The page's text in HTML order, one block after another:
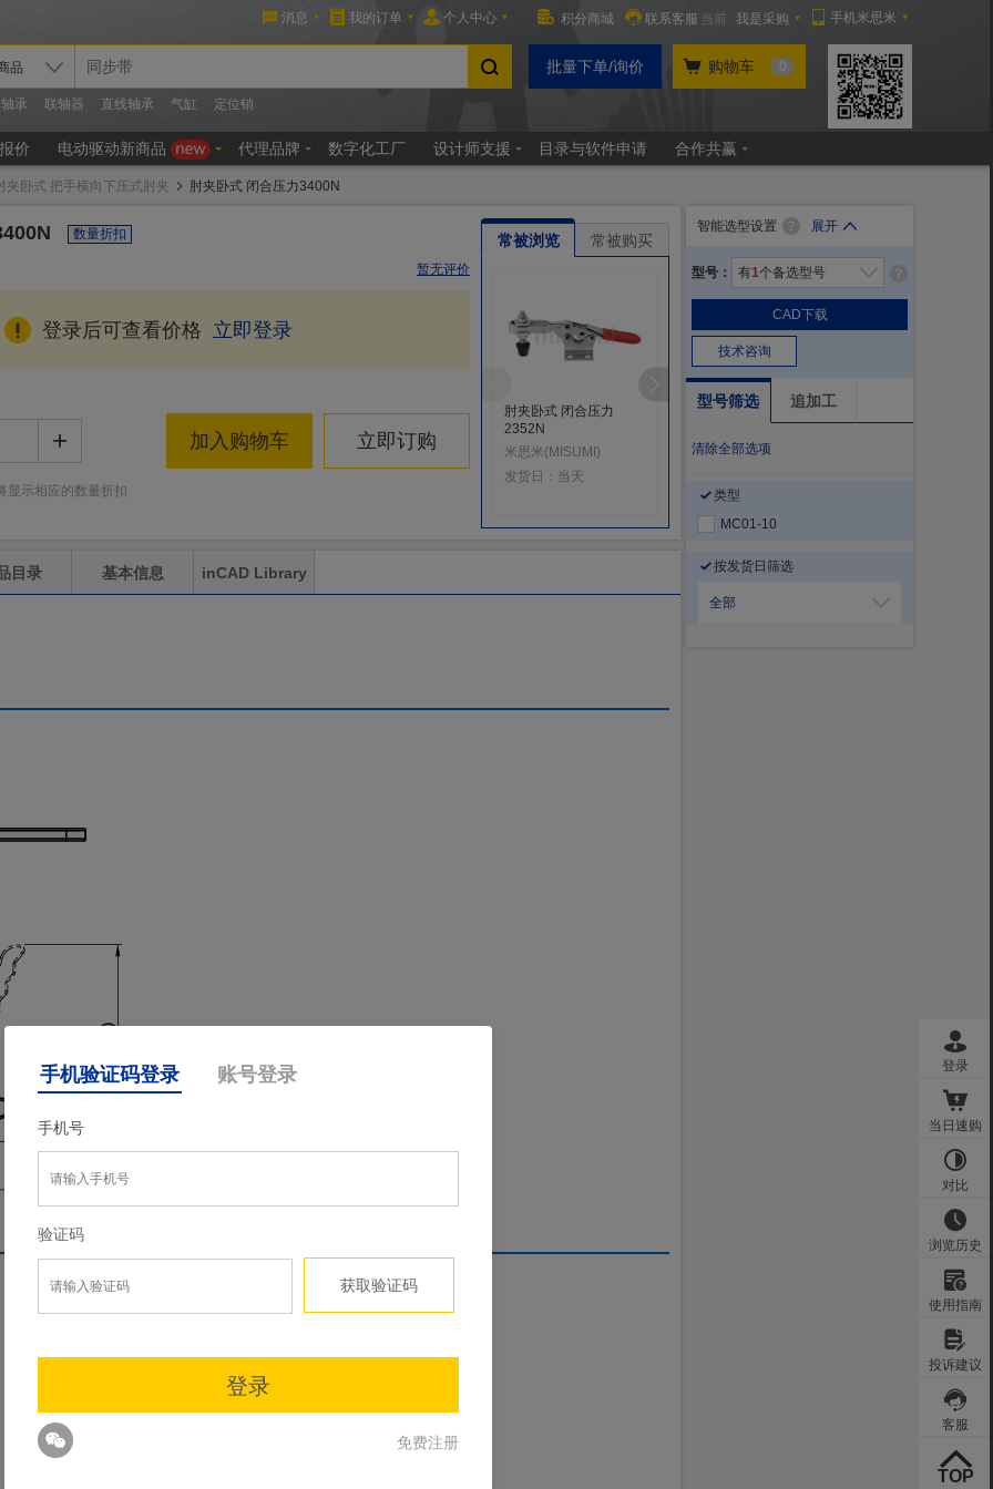
夹卧式 把手横向下压式肘夹 肘夹卧式 闭合压力3400N
数量折扣
暂无评价
登录后可查看价格 立即登录
+
显示相应的数量折扣
加入购物车 立即订购
常被浏览 常被购买
肘夹卧式 闭合压力
2352N
米思米(MISUMI)
发货日：当天
肘夹卧式高臂型 闭合压
米思米(MISUMI)
目录 基本信息 inCAD Library
智能选型设置 展开
型号： 有1个备选型号
CAD下载
技术咨询
型号筛选 追加工
清除全部选项
类型
MC01-10
按发货日筛选
全部